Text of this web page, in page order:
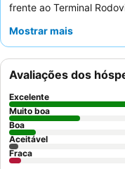
frente ao Terminal
um grande atrativo,
serviço excecionais ,
prestabilidade. Para
devem considerar
maximizar os benefícios
Mostrar mais
Avaliações dos
Excelente
Muito boa
Boa
Aceitável
Fraca